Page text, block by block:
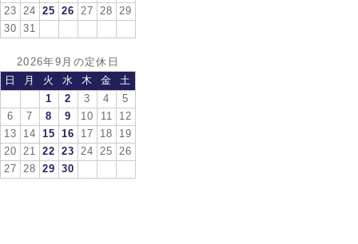
23
24 25 26 27 28
29
30
31
2026年9月の定休日
日
月 火 水 木 金
土
1
2 3 4
5
6
7 8 9 10 11
12
13
14 15 16 17 18
19
20
21 22 23 24 25
26
27
28 29 30